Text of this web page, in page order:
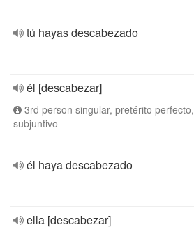
tú hayas descabezado
él [descabezar]
3rd person singular, pretérito perfecto,
subjuntivo
él haya descabezado
ella [descabezar]